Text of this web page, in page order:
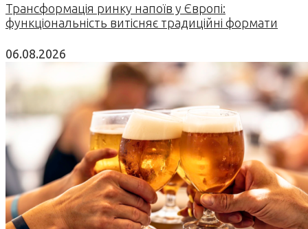
Трансформація ринку напоїв у Європі:
функціональність витісняє традиційні формати
06.08.2026